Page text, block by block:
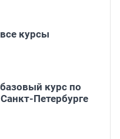
курсы
курс по
Петербурге